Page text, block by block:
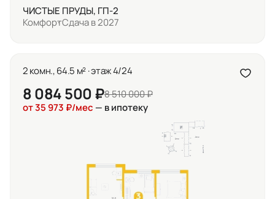
ЧИСТЫЕ ПРУДЫ, ГП-2
КомфортСдача в 2027
2 комн., 64.5 м² · этаж 4/24
8 084 500 ₽8 510 000 ₽
от 35 973 ₽/мес — в ипотеку